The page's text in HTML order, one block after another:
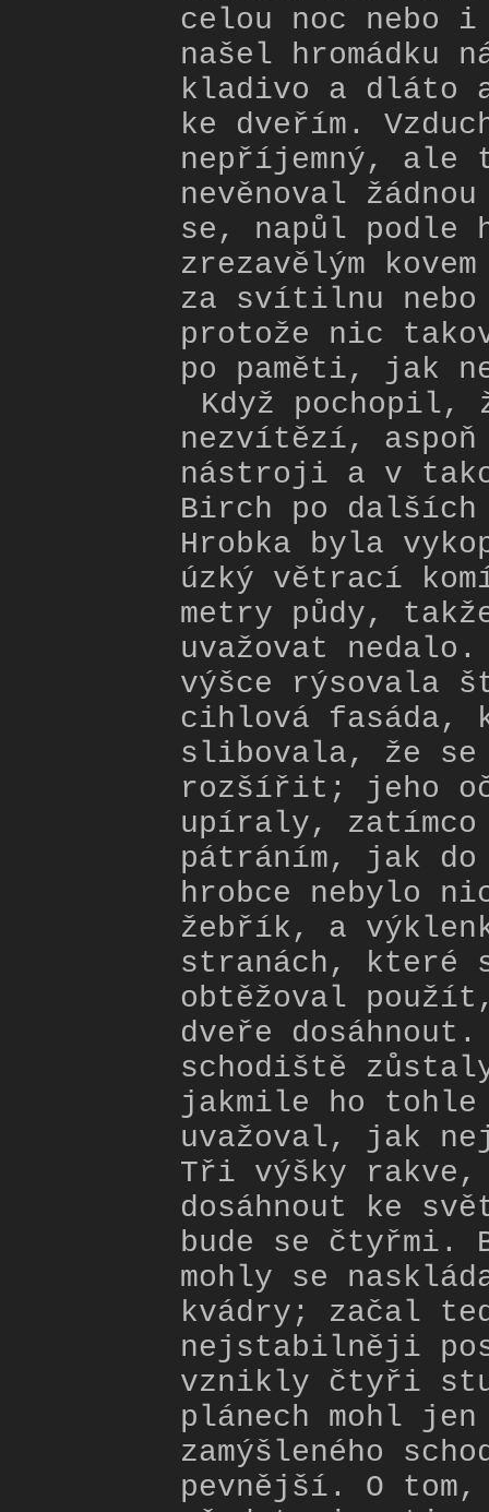
celou noc nebo
našel
kladivo a dláto
ke dveřím.
nepříjemný, ale
nevěnoval
se, napůl podle
zrezavělým
za svítilnu
protože nic
po paměti, jak
Když pochopil,
nezvítězí, aspoň
nástroji a v
Birch po dalších
Hrobka byla
úzký větrací
metry půdy,
uvažovat
výšce rýsovala
cihlová fasáda,
slibovala, že se
rozšířit; jeho
upíraly, zatímco
pátráním, jak do
hrobce nebylo
žebřík, a
stranách, které
obtěžoval použít,
dveře dosáhnout.
schodiště
jakmile ho tohle
uvažoval, jak
Tři výšky
dosáhnout ke
bude se čtyřmi.
mohly se
kvádry; začal
nejstabilněji
vznikly čtyři
plánech mohl
zamýšleného
pevnější. O